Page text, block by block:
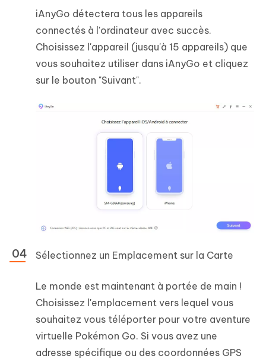
iAnyGo détectera tous les appareils
connectés à l'ordinateur avec succès.
Choisissez l'appareil (jusqu'à 15 appareils) que
vous souhaitez utiliser dans iAnyGo et cliquez
sur le bouton "Suivant".
Sélectionnez un Emplacement sur la Carte
Le monde est maintenant à portée de main !
Choisissez l'emplacement vers lequel vous
souhaitez vous téléporter pour votre aventure
virtuelle Pokémon Go. Si vous avez une
adresse spécifique ou des coordonnées GPS